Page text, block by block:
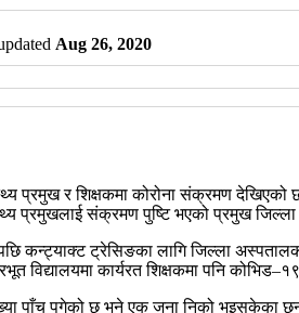
Aug 26, 2020
प्रमुख र शिक्षकमा कोरोना संक्रमण
प्रमुखलाई संक्रमण पुष्टि भएको प्रमुख
कन्ट्याक्ट ट्रेसिङका लागि जिल्ला
विद्यालयमा कार्यरत शिक्षकमा पनि
पाँच पुगेको छ भने एक जना निको भइसकेका